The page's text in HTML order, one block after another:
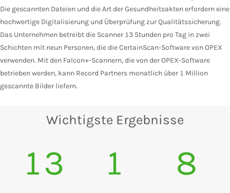
Die gescannten Dateien und die Art der Gesundheitsakten erfordern eine
hochwertige Digitalisierung und Überprüfung zur Qualitätssicherung.
Das Unternehmen betreibt die Scanner 13 Stunden pro Tag in zwei
Schichten mit neun Personen, die die CertainScan-Software von OPEX
verwenden. Mit den Falcon+-Scannern, die von der OPEX-Software
betrieben werden, kann Record Partners monatlich über 1 Million
gescannte Bilder liefern.
Wichtigste Ergebnisse
13 1 8